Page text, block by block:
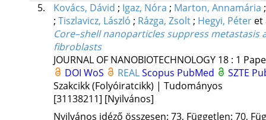
5.
Kovács, Dávid ; Igaz, Nóra ; Marton, Annamária
; Tiszlavicz, László ; Rázga, Zsolt ; Hegyi, Péter et
Core–shell nanoparticles suppress
fibroblasts
JOURNAL OF NANOBIOTECHNOLOGY 18: 1
DOI WoS REALScopus PubMed
SZTE
Szakcikk (Folyóiratcikk) | Tudományos
[31138211] [Nyilvános]
Nyilvános idéző összesen: 73, Független: 70,